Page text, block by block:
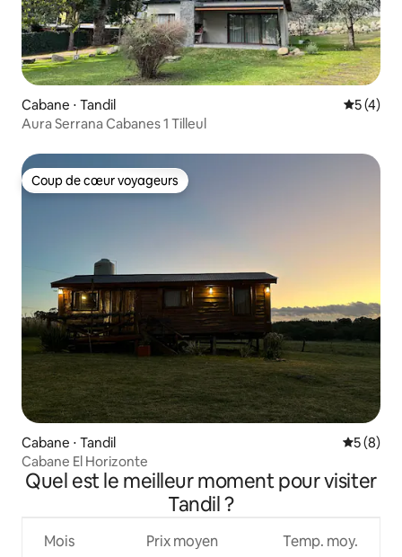
Cabane ⋅ Tandil
5 (4)
Aura Serrana Cabanes 1 Tilleul
Coup de cœur voyageurs
Coup de cœur voyageurs
Cabane ⋅ Tandil
5 (8)
Cabane El Horizonte
Quel est le meilleur moment pour visiter
Tandil ?
Mois Prix moyen Temp. moy.